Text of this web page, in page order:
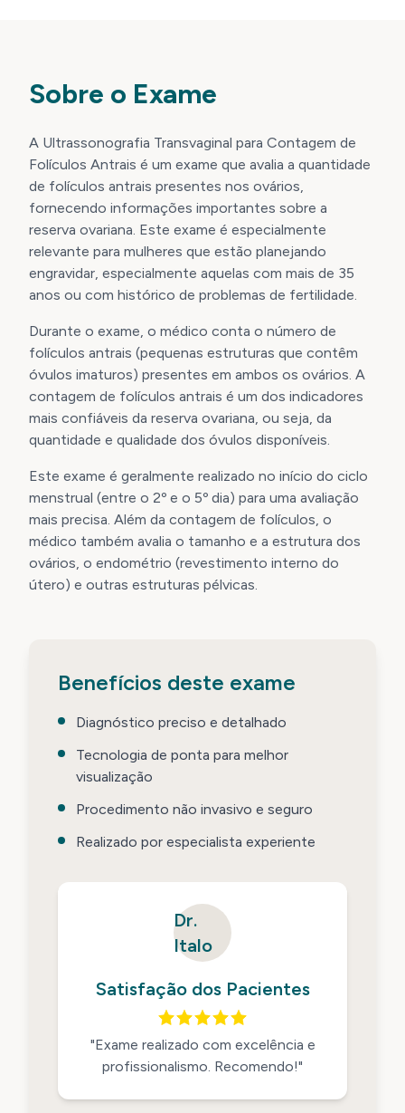
Sobre o Exame
A Ultrassonografia Transvaginal para Contagem de
Folículos Antrais é um exame que avalia a quantidade
de folículos antrais presentes nos ovários,
fornecendo informações importantes sobre a
reserva ovariana. Este exame é especialmente
relevante para mulheres que estão planejando
engravidar, especialmente aquelas com mais de 35
anos ou com histórico de problemas de fertilidade.
Durante o exame, o médico conta o número de
folículos antrais (pequenas estruturas que contêm
óvulos imaturos) presentes em ambos os ovários. A
contagem de folículos antrais é um dos indicadores
mais confiáveis da reserva ovariana, ou seja, da
quantidade e qualidade dos óvulos disponíveis.
Este exame é geralmente realizado no início do ciclo
menstrual (entre o 2º e o 5º dia) para uma avaliação
mais precisa. Além da contagem de folículos, o
médico também avalia o tamanho e a estrutura dos
ovários, o endométrio (revestimento interno do
útero) e outras estruturas pélvicas.
Benefícios deste exame
Diagnóstico preciso e detalhado
Tecnologia de ponta para melhor
visualização
Procedimento não invasivo e seguro
Realizado por especialista experiente
Dr.
Italo
Satisfação dos Pacientes
"Exame realizado com excelência e
profissionalismo. Recomendo!"